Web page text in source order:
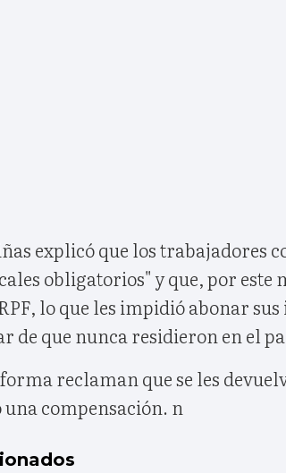
explicó que los trabajadores
obligatorios" y que, por este
lo que les impidió abonar sus
de que nunca residieron en el
reclaman que se les
compensación. n